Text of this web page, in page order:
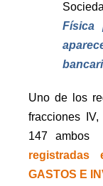
Física
Uno de los
fracciones
147 ambos
registradas
GASTOS E